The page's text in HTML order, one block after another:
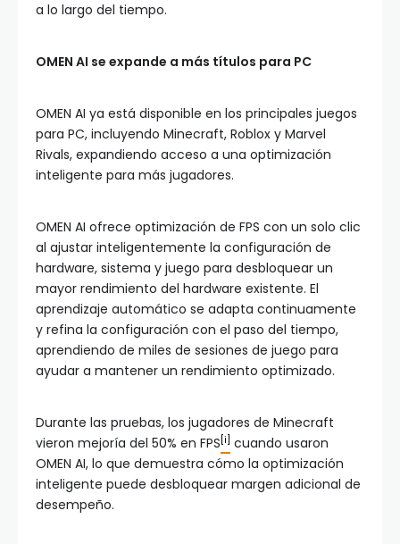
a lo largo del tiempo.
OMEN AI se expande a más títulos para PC
OMEN AI ya está disponible en los principales juegos
para PC, incluyendo Minecraft, Roblox y Marvel
Rivals, expandiendo acceso a una optimización
inteligente para más jugadores.
OMEN AI ofrece optimización de FPS con un solo clic
al ajustar inteligentemente la configuración de
hardware, sistema y juego para desbloquear un
mayor rendimiento del hardware existente. El
aprendizaje automático se adapta continuamente
y refina la configuración con el paso del tiempo,
aprendiendo de miles de sesiones de juego para
ayudar a mantener un rendimiento optimizado.
Durante las pruebas, los jugadores de Minecraft
vieron mejoría del 50% en FPS [i] cuando usaron
OMEN AI, lo que demuestra cómo la optimización
inteligente puede desbloquear margen adicional de
desempeño.